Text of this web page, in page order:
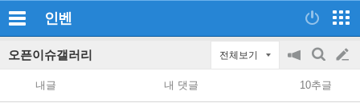
인벤
오픈이슈갤러리 전체보기
공
지
on/off
검
색
글
쓰
내글 내 댓글 10추글